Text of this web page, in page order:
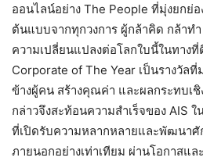
ออนไลน์อย่าง The People ที่มุ่งยกย่อ
ต้นแบบจากทุกวงการ ผู้กล้าคิด กล้าท
ความเปลี่ยนแปลงต่อโลกใบนี้ในทางที่
Corporate of The Year เป็นรางวัล
ข้างผู้คน สร้างคุณค่า และผลกระทบเชิ
กล่าวจึงสะท้อนความสำเร็จของ AIS
ที่เปิดรับความหลากหลายและพัฒนา
ภายนอกอย่างเท่าเทียม ผ่านโอกาสแ